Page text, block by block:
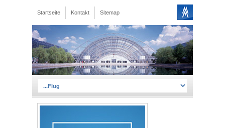
Startseite Kontakt Sitemap